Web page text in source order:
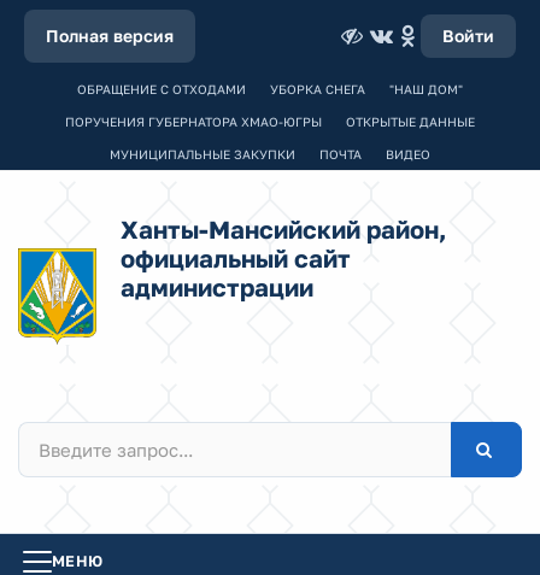
Полная версия Войти
ОБРАЩЕНИЕ С ОТХОДАМИ УБОРКА СНЕГА "НАШ ДОМ"
ПОРУЧЕНИЯ ГУБЕРНАТОРА ХМАО-ЮГРЫ ОТКРЫТЫЕ ДАННЫЕ
МУНИЦИПАЛЬНЫЕ ЗАКУПКИ ПОЧТА ВИДЕО
Ханты-Мансийский район,
официальный сайт
администрации
МЕНЮ